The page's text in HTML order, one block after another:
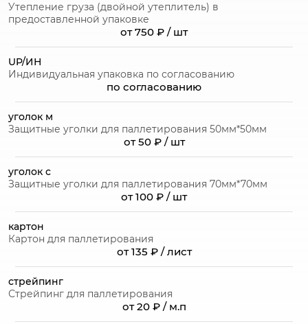
Утепление груза (двойной утеплитель) в
предоставленной упаковке
от 750 ₽ / шт
UP/ИН
Индивидуальная упаковка по согласованию
по согласованию
уголок м
Защитные уголки для паллетирования 50мм*50мм
от 50 ₽ / шт
уголок с
Защитные уголки для паллетирования 70мм*70мм
от 100 ₽ / шт
картон
Картон для паллетирования
от 135 ₽ / лист
стрейпинг
Стрейпинг для паллетирования
от 20 ₽ / м.п